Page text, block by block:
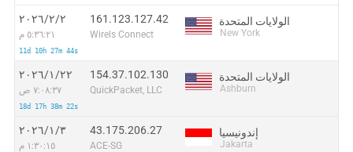
٢‏/٢‏/٢٠٢٦
٥:٣٦:٢١ م
11d 10h 27m 44s
161.123.127.42
Wirels Connect
الولايات المتحدة
New York
٢٢‏/١‏/٢٠٢٦
٧:٠٨:٣٧ ص
18d 17h 38m 22s
154.37.102.130
QuickPacket, LLC
الولايات المتحدة
Ashburn
٣‏/١‏/٢٠٢٦
١:٣٠:١٥ م
43.175.206.27
ACE-SG
إندونيسيا
Jakarta